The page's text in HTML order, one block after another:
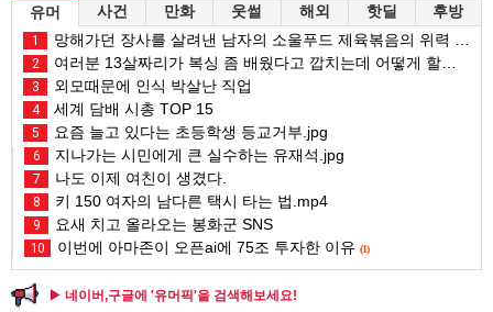
유머 사건 만화 웃썰 해외 핫딜 후방
1 망해가던 장사를 살려낸 남자의 소울푸드 제육볶음의 위력 ㅋㅋ
2 여러분 13살짜리가 복싱 좀 배웠다고 깝치는데 어떻게 할까요?
3 외모때문에 인식 박살난 직업
4 세계 담배 시총 TOP 15
5 요즘 늘고 있다는 초등학생 등교거부.jpg
6 지나가는 시민에게 큰 실수하는 유재석.jpg
7 나도 이제 여친이 생겼다.
8 키 150 여자의 남다른 택시 타는 법.mp4
9 요새 치고 올라오는 봉화군 SNS
10 이번에 아마존이 오픈ai에 75조 투자한 이유 (1)
▶ 네이버,구글에 '유머픽'을 검색해보세요!